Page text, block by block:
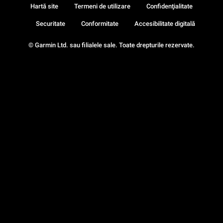
© Garmin Ltd. sau filialele sale. Toate drepturile rezervate.
Hartă site Termeni de utilizare Confidenţialitate
Securitate Conformitate Accesibilitate digitală